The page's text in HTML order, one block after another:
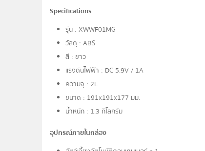
Specifications
รุ่น : XWWF01MG
วัสดุ : ABS
สี : ขาว
แรงดันไฟฟ้า : DC 5.9V / 1A
ความจุ : 2L
ขนาด : 191x191x177 มม.
น้ำหนัก : 1.3 กิโลกรัม
อุปกรณ์ภายในกล่อง